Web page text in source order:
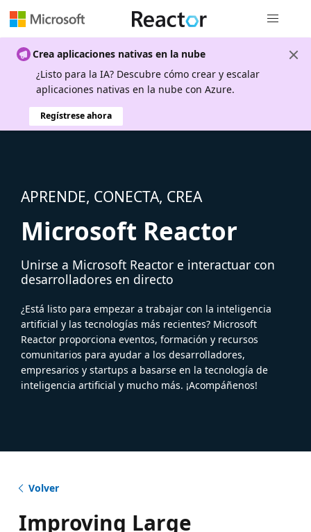
Crea aplicaciones nativas en la nube
¿Listo para la IA? Descubre cómo crear y escalar
aplicaciones nativas en la nube con Azure.
Regístrese ahora
APRENDE, CONECTA, CREA
Microsoft Reactor
Unirse a Microsoft Reactor e interactuar con
desarrolladores en directo
¿Está listo para empezar a trabajar con la inteligencia
artificial y las tecnologías más recientes? Microsoft
Reactor proporciona eventos, formación y recursos
comunitarios para ayudar a los desarrolladores,
empresarios y startups a basarse en la tecnología de
inteligencia artificial y mucho más. ¡Acompáñenos!
Volver
Improving Large